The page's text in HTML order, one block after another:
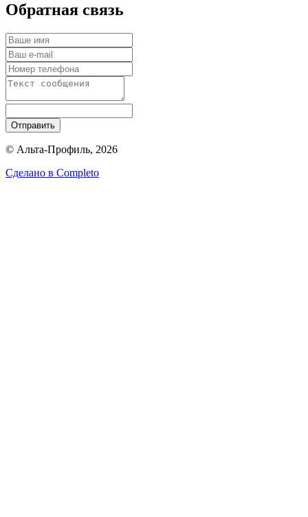
Обратная связь
Отправить
© Альта-Профиль, 2026
Сделано в Completo